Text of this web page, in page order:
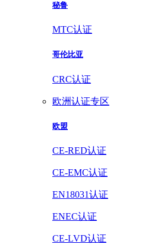
秘鲁
MTC认证
哥伦比亚
CRC认证
欧洲认证专区
欧盟
CE-RED认证
CE-EMC认证
EN18031认证
ENEC认证
CE-LVD认证